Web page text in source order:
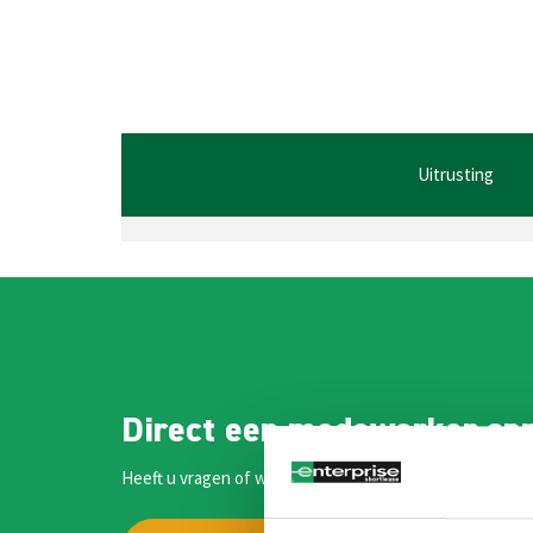
Uitrusting
Direct een medewerker
Heeft u vragen of wilt u meer informatie? Onze